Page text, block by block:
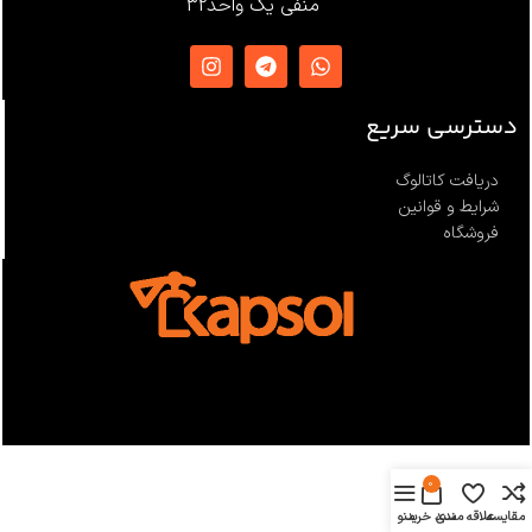
،NFPA1983
ساخت
منفی یک واحد32
دسترسی سریع
دریافت کاتالوگ
شرایط و قوانین
فروشگاه
مقایسهعلاقه مندی
0
سبد خریدمنو